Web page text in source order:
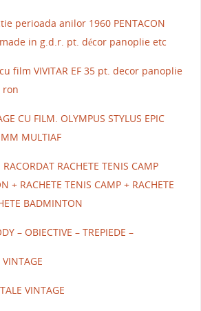
perioada anilor 1960 PENTACON
made in g.d.r. pt. décor panoplie etc
film VIVITAR EF 35 pt. decor panoplie
ron
CU FILM. OLYMPUS STYLUS EPIC
MULTIAF
RACHETE TENIS CAMP
+ RACHETE TENIS CAMP + RACHETE
BADMINTON
– OBIECTIVE – TREPIEDE –
VINTAGE